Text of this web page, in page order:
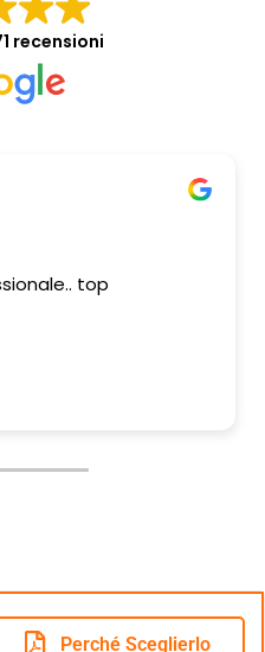
recensioni
top
Perché Sceglierlo